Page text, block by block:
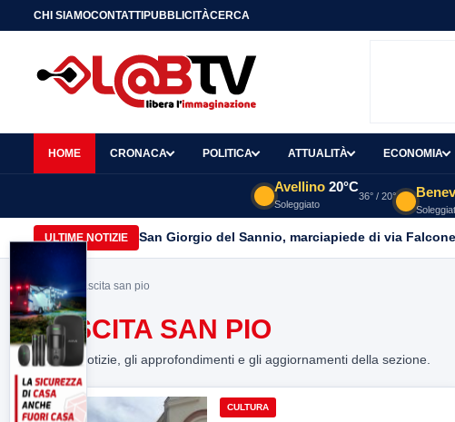
CHI SIAMOCONTATTIPUBBLICITÀCERCA
HOME CRONACA POLITICA ATTUALITÀ ECONOMIA
Avellino 20°C
Soleggiato
36° / 20°
ULTIME NOTIZIE San Giorgio del Sannio, marciapiede di via
Home> nascita san pio
NASCITA SAN PIO
Tutte le notizie, gli approfondimenti e gli aggiornamenti della sezione.
CULTURA